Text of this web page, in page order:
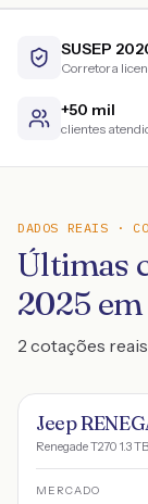
SUSEP
Corretora
+50 mil
clientes
DADOS REAIS ·
Últimas
2025
2 cotações
Jeep
Renegade T270 1.3
MERCADO